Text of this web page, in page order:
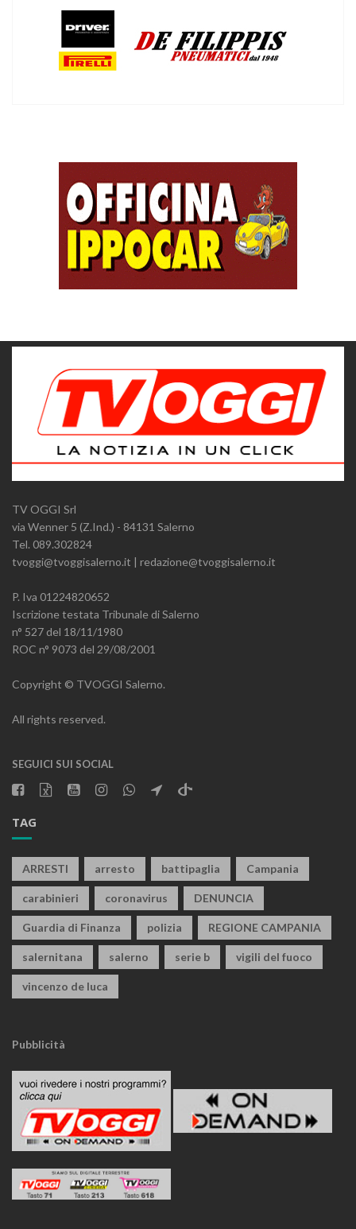
TV OGGI Srl
via Wenner 5 (Z.Ind.) - 84131 Salerno
Tel. 089.302824
tvoggi@tvoggisalerno.it | redazione@tvoggisalerno.it
P. Iva 01224820652
Iscrizione testata Tribunale di Salerno
n° 527 del 18/11/1980
ROC n° 9073 del 29/08/2001
Copyright © TVOGGI Salerno.
All rights reserved.
SEGUICI SUI SOCIAL
TAG
ARRESTI arresto battipaglia Campania
carabinieri coronavirus DENUNCIA
Guardia di Finanza polizia REGIONE CAMPANIA
salernitana salerno serie b vigili del fuoco
vincenzo de luca
Pubblicità